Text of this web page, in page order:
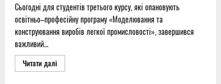
Сьогодні для студентів третього курсу, які опановують
освітньо–професійну програму «Моделювання та
конструювання виробів легкої промисловості», завершився
важливий...
Читати далі
more